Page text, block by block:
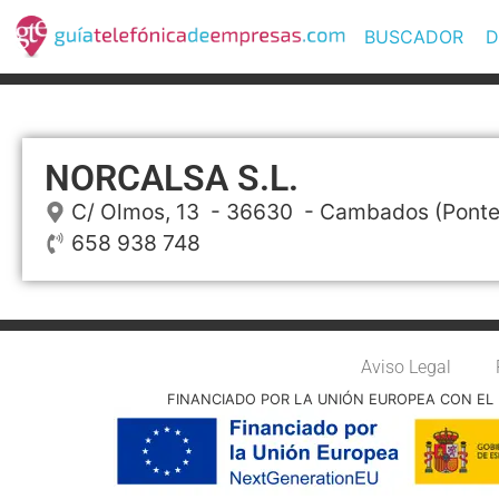
BUSCADOR
NORCALSA S.L.
C/ Olmos, 13 - 36630 - Cambados
658 938 748
Aviso Legal
FINANCIADO POR LA UNIÓN EUROPEA CON